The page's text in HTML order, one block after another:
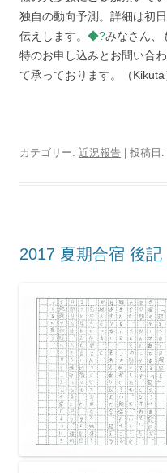
独自の動向予測。詳細は初
伝えします。 ◆?みなさん、
特のお申し込みとお問い合
て承っております。（Kikuta
カテゴリー: 近況報告 | 投稿日:
2017 夏期合宿 後記